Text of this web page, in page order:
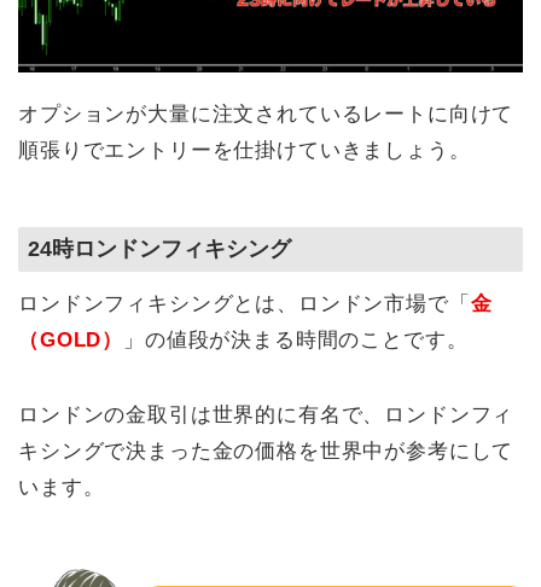
オプションが大量に注文されているレートに向けて
順張りでエントリーを仕掛けていきましょう。
24時ロンドンフィキシング
ロンドンフィキシングとは、ロンドン市場で「 金
（GOLD）
」の値段が決まる時間のことです。
ロンドンの金取引は世界的に有名で、ロンドンフィ
キシングで決まった金の価格を世界中が参考にして
います。